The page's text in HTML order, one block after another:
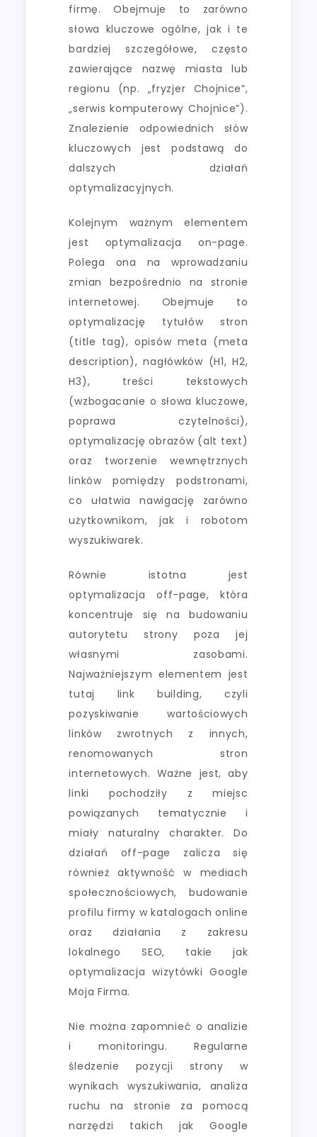
firmę. Obejmuje to zarówno
słowa kluczowe ogólne, jak i te
bardziej szczegółowe, często
zawierające nazwę miasta lub
regionu (np. „fryzjer Chojnice”,
„serwis komputerowy Chojnice”).
Znalezienie odpowiednich słów
kluczowych jest podstawą do
dalszych działań
optymalizacyjnych.
Kolejnym ważnym elementem
jest optymalizacja on-page.
Polega ona na wprowadzaniu
zmian bezpośrednio na stronie
internetowej. Obejmuje to
optymalizację tytułów stron
(title tag), opisów meta (meta
description), nagłówków (H1, H2,
H3), treści tekstowych
(wzbogacanie o słowa kluczowe,
poprawa czytelności),
optymalizację obrazów (alt text)
oraz tworzenie wewnętrznych
linków pomiędzy podstronami,
co ułatwia nawigację zarówno
użytkownikom, jak i robotom
wyszukiwarek.
Równie istotna jest
optymalizacja off-page, która
koncentruje się na budowaniu
autorytetu strony poza jej
własnymi zasobami.
Najważniejszym elementem jest
tutaj link building, czyli
pozyskiwanie wartościowych
linków zwrotnych z innych,
renomowanych stron
internetowych. Ważne jest, aby
linki pochodziły z miejsc
powiązanych tematycznie i
miały naturalny charakter. Do
działań off-page zalicza się
również aktywność w mediach
społecznościowych, budowanie
profilu firmy w katalogach online
oraz działania z zakresu
lokalnego SEO, takie jak
optymalizacja wizytówki Google
Moja Firma.
Nie można zapomnieć o analizie
i monitoringu. Regularne
śledzenie pozycji strony w
wynikach wyszukiwania, analiza
ruchu na stronie za pomocą
narzędzi takich jak Google